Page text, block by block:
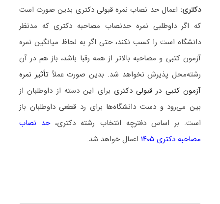
دکتری: اعمال حد نصاب نمره قبولی دکتری بدین صورت است
که اگر داوطلبی نمره حدنصاب مصاحبه دکتری که مدنظر
دانشگاه است را کسب نکند، حتی اگر به لحاظ میانگین نمره
آزمون کتبی و مصاحبه بالاتر از همه رقبا باشد، باز هم در آن
رشته‌محل پذیرش نخواهد شد. بدین صورت عملاً تأثیر نمره
آزمون کتبی در قبولی دکتری برای این دسته از داوطلبان از
بین می‌رود و دست دانشگاه‌ها برای رد قطعی داوطلبان باز
است. بر اساس دفترچه انتخاب رشته دکتری،حد نصاب
مصاحبه دکتری ۱۴۰۵
اعمال خواهد شد.